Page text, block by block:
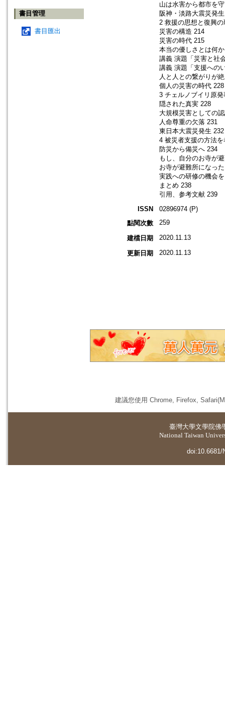
書目管理
書目匯出
山は水害から都市を
阪神・淡路大震災発
2 救援の思想と復興
災害の構造 214
災害の時代 215
本当の優しさとは何
講義 演題「災害と社
講義 演題「支援への
人と人との繋がりが
個人の災害の時代 228
3 チェルノブイリ原
隠された真実 228
大規模災害としての
人命尊重の欠落 231
東日本大震災発生 232
4 被災者支援の方法
防災から備災へ 234
もし、自分のお寺が
お寺が避難所になっ
実践への研修の機会
まとめ 238
引用、参考文献 239
ISSN
02896974 (P)
點閱次數
259
建檔日期 2020.11.13
更新日期 2020.11.13
建議您使用 Chrome, Firefox,
臺灣大學文學院佛
National Taiwan
doi:10.6681/